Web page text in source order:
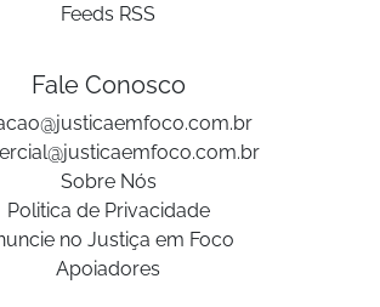
Feeds RSS
Fale Conosco
Sobre Nós
Politica de Privacidade
no Justiça em Foco
Apoiadores